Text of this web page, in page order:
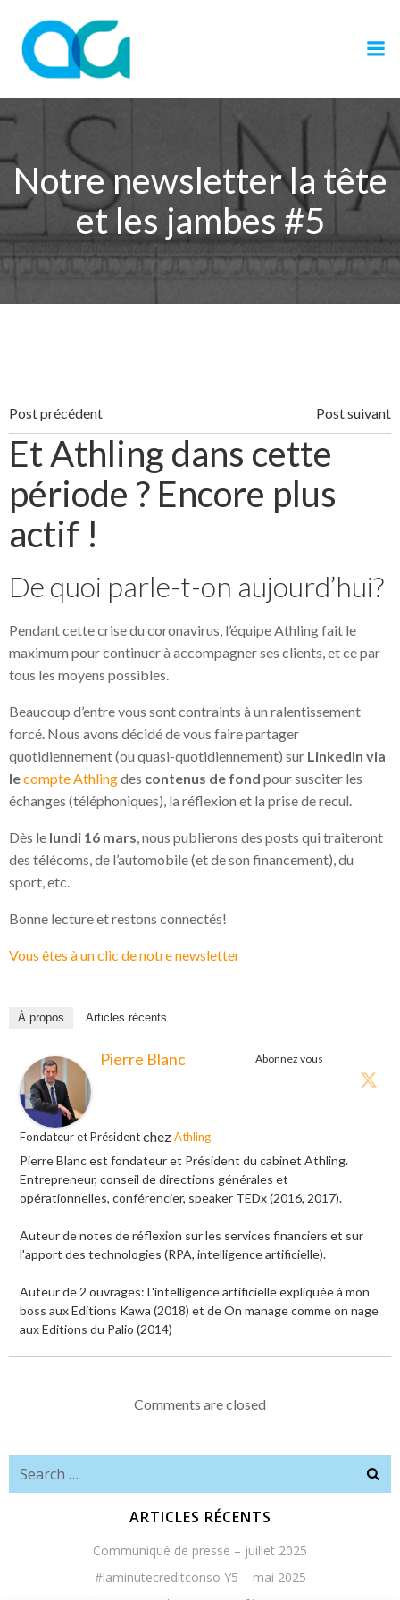
Notre newsletter la tête
et les jambes #5
Post
navigation
Post précédent
navigation
Post suivant
Et Athling dans cette
période ? Encore plus
actif !
De quoi parle-t-on aujourd’hui?
Pendant cette crise du coronavirus, l’équipe Athling fait le
maximum pour continuer à accompagner ses clients, et ce par
tous les moyens possibles.
Beaucoup d’entre vous sont contraints à un ralentissement
forcé. Nous avons décidé de vous faire partager
quotidiennement (ou quasi-quotidiennement) sur LinkedIn via
lecompte Athlingdes contenus de fond pour susciter les
échanges (téléphoniques), la réflexion et la prise de recul.
Dès le lundi 16 mars, nous publierons des posts qui traiteront
des télécoms, de l’automobile (et de son financement), du
sport, etc.
Bonne lecture et restons connectés!
Vous êtes à un clic de notre newsletter
À propos Articles récents
Abonnez vous
Pierre Blanc
Fondateur et PrésidentchezAthling
Pierre Blanc est fondateur et Président du cabinet Athling.
Entrepreneur, conseil de directions générales et
opérationnelles, conférencier, speaker TEDx (2016, 2017).
Auteur de notes de réflexion sur les services financiers et sur
l'apport des technologies (RPA, intelligence artificielle).
Auteur de 2 ouvrages: L'intelligence artificielle expliquée à mon
boss aux Editions Kawa (2018) et de On manage comme on nage
aux Editions du Palio (2014)
Comments are closed
Search
ARTICLES RÉCENTS
Communiqué de presse – juillet 2025
#laminutecreditconso Y5 – mai 2025